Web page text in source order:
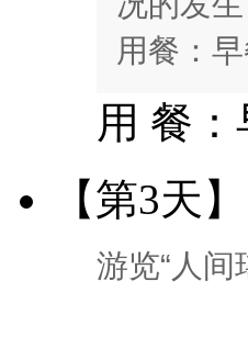
用餐：
用 餐：
【第3天】
游览“人间